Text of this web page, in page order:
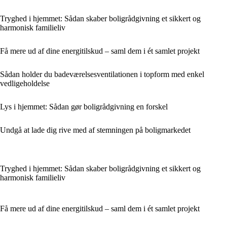
Tryghed i hjemmet: Sådan skaber boligrådgivning et sikkert og
harmonisk familieliv
Få mere ud af dine energitilskud – saml dem i ét samlet projekt
Sådan holder du badeværelsesventilationen i topform med enkel
vedligeholdelse
Lys i hjemmet: Sådan gør boligrådgivning en forskel
Undgå at lade dig rive med af stemningen på boligmarkedet
Tryghed i hjemmet: Sådan skaber boligrådgivning et sikkert og
harmonisk familieliv
Få mere ud af dine energitilskud – saml dem i ét samlet projekt